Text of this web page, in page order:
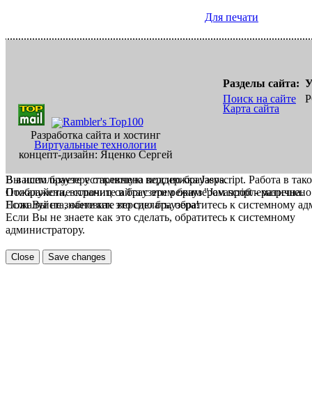
Для печати
Разработка сайта и хостинг
Виртуальные технологии
концепт-дизайн: Яценко Сергей
Разделы сайта:
Поиск на сайте
Карта сайта
В вашем браузере отключена поддержка Jasvscript. Работа в
Пожалуйста, включите в браузере режим "Javascript -
Если Вы не знаете как это сделать, обратитесь к системному
Вы используете устаревшую версию браузера.
Отображение страниц сайта с этим браузером проблематична.
Пожалуйста, обновите версию браузера!
Если Вы не знаете как это сделать, обратитесь к системному
администратору.
Close Save changes